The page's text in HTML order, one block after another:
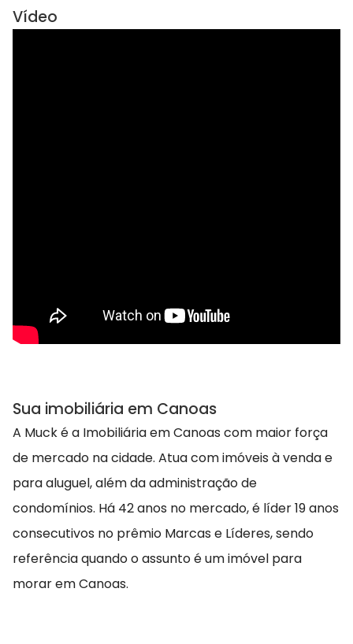
Vídeo
Sua imobiliária em Canoas
A Muck é a Imobiliária em Canoas com maior força
de mercado na cidade. Atua com imóveis à venda e
para aluguel, além da administração de
condomínios. Há 42 anos no mercado, é líder 19 anos
consecutivos no prêmio Marcas e Líderes, sendo
referência quando o assunto é um imóvel para
morar em Canoas.